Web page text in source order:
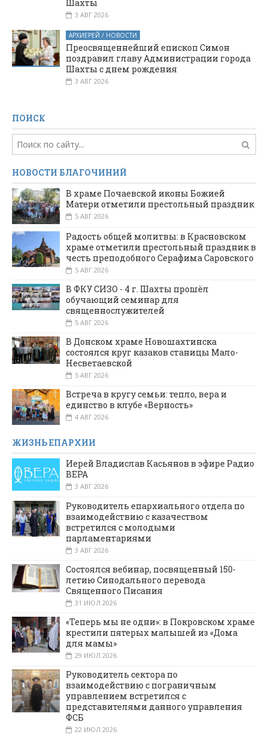
Шахты
3 АВГ 2026
АРХИЕРЕЙ / НОВОСТИ
Преосвященнейший епископ Симон
поздравил главу Администрации города
Шахты с днем рождения
3 АВГ 2026
ПОИСК
НОВОСТИ БЛАГОЧИНИЙ
В храме Почаевской иконы Божией
Матери отметили престольный праздник
5 АВГ 2026
Радость общей молитвы: в Красновском
храме отметили престольный праздник в
честь преподобного Серафима Саровского
5 АВГ 2026
В ФКУ СИЗО - 4 г. Шахты прошёл
обучающий семинар для
священнослужителей
5 АВГ 2026
В Донском храме Новошахтинска
состоялся круг казаков станицы Мало-
Несветаевской
5 АВГ 2026
Встреча в кругу семьи: тепло, вера и
единство в клубе «Верность»
4 АВГ 2026
ЖИЗНЬ ЕПАРХИИ
Иерей Владислав Касьянов в эфире Радио
ВЕРА
3 АВГ 2026
Руководитель епархиального отдела по
взаимодействию с казачеством
встретился с молодыми
парламентариями
3 АВГ 2026
Состоялся вебинар, посвященный 150-
летию Синодального перевода
Священного Писания
31 ИЮЛ 2026
«Теперь мы не одни»: в Покровском храме
крестили пятерых малышей из «Дома
для мамы»
29 ИЮЛ 2026
Руководитель сектора по
взаимодействию с пограничным
управлением встретился с
представителями данного управления
ФСБ
22 ИЮЛ 2026